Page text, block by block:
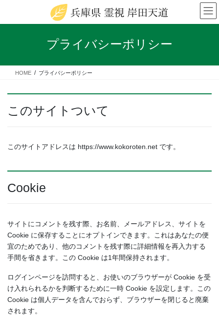
テ
ス
ゲ
ン
プライバシーポリシー
HOME プライバシーポリシー
このサイトついて
このサイトアドレスは https://www.kokoroten.net です。
Cookie
サイトにコメントを残す際、お名前、メールアドレス、サイトを
Cookie に保存することにオプトインできます。これはあなたの便
宜のためであり、他のコメントを残す際に詳細情報を再入力する
手間を省きます。この Cookie は1年間保持されます。
ログインページを訪問すると、お使いのブラウザーが Cookie を受
け入れられるかを判断するために一時 Cookie を設定します。この
Cookie は個人データを含んでおらず、ブラウザーを閉じると廃棄
されます。